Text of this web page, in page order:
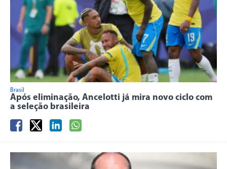
Brasil
Após eliminação, Ancelotti já mira novo ciclo com
a seleção brasileira